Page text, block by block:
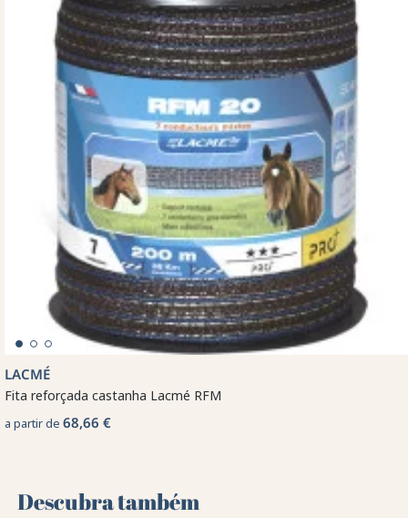
LACMÉ
Fita reforçada castanha Lacmé RFM
a partir de 68,66 €
Descubra também 🌻